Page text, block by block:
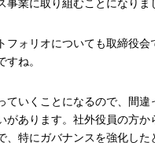
業に取り組むことになりま
フォリオについても取締役会
ね。
ていくことになるので、間違
があります。社外役員の方か
、特にガバナンスを強化した